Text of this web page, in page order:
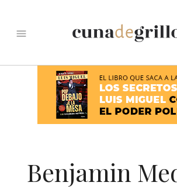
menu
Benjamin